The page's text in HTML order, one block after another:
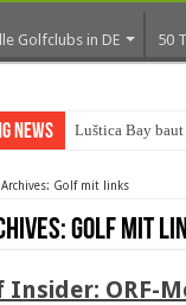
Golfclubs in DE 50
News Luštica Bay baut
Archives: Golf mit links
Golf mit
Insider: ORF-